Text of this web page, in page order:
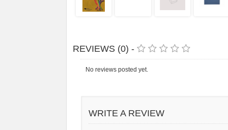
REVIEWS (0) -
No reviews posted yet.
WRITE A REVIEW